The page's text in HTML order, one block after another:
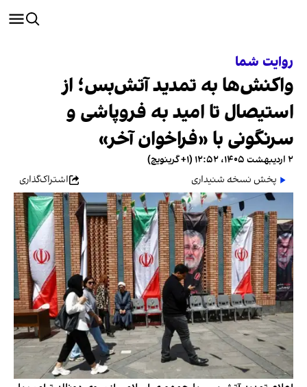
روایت شما
واکنش‌ها به تمدید آتش‌بس؛ از
استیصال تا امید به فروپاشی و
سرنگونی با «فراخوان آخر»
۲ اردیبهشت ۱۴۰۵، ۱۲:۵۲ (‎+۱ گرینویچ)
پخش نسخه شنیداری
اشتراک‌گذاری